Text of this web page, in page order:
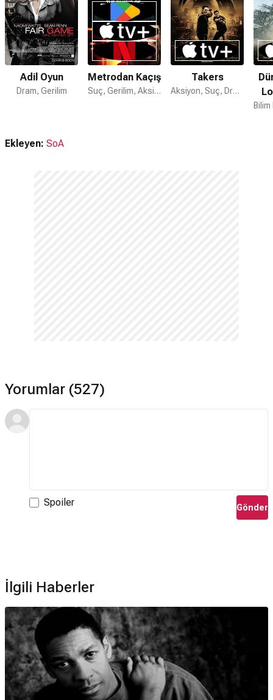
Adil Oyun
Dram, Gerilim
Metrodan Kaçış
Suç, Gerilim, Aksiyon
Takers
Aksiyon, Suç, Dram
Ekleyen: SoA
Yorumlar (527)
Spoiler Gönder
İlgili Haberler